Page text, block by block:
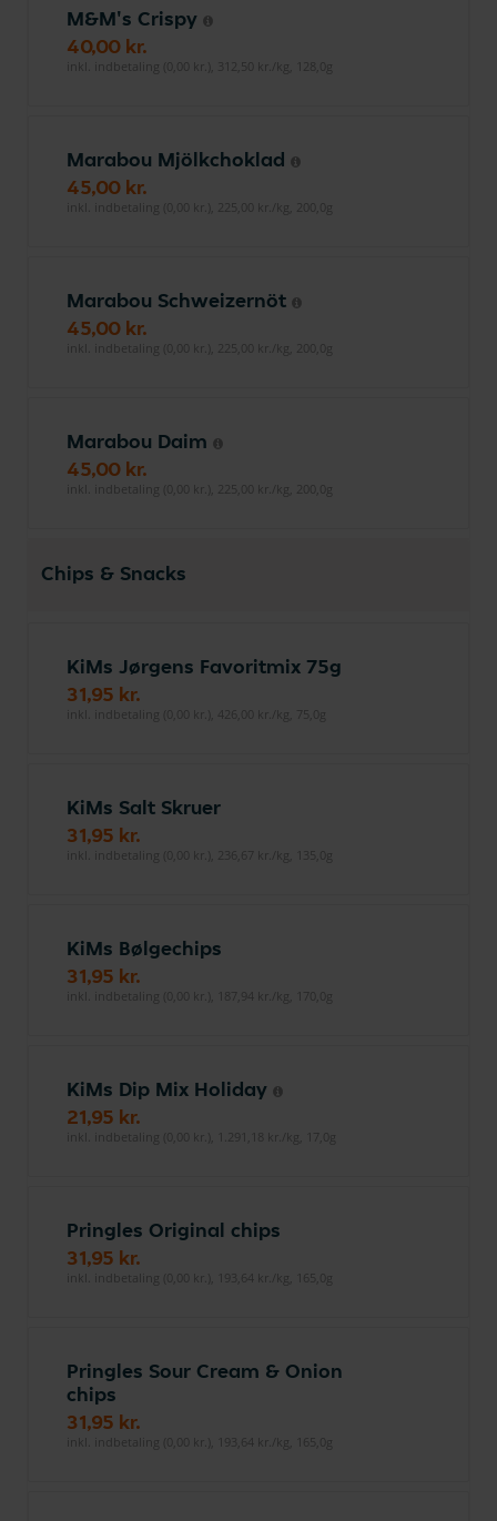
M&M's Crispy
40,00 kr.
inkl. indbetaling (0,00 kr.), 312,50 kr./kg, 128,0g
Marabou Mjölkchoklad
45,00 kr.
inkl. indbetaling (0,00 kr.), 225,00 kr./kg, 200,0g
Marabou Schweizernöt
45,00 kr.
inkl. indbetaling (0,00 kr.), 225,00 kr./kg, 200,0g
Marabou Daim
45,00 kr.
inkl. indbetaling (0,00 kr.), 225,00 kr./kg, 200,0g
Chips & Snacks
KiMs Jørgens Favoritmix 75g
31,95 kr.
inkl. indbetaling (0,00 kr.), 426,00 kr./kg, 75,0g
KiMs Salt Skruer
31,95 kr.
inkl. indbetaling (0,00 kr.), 236,67 kr./kg, 135,0g
KiMs Bølgechips
31,95 kr.
inkl. indbetaling (0,00 kr.), 187,94 kr./kg, 170,0g
KiMs Dip Mix Holiday
21,95 kr.
inkl. indbetaling (0,00 kr.), 1.291,18 kr./kg, 17,0g
Pringles Original chips
31,95 kr.
inkl. indbetaling (0,00 kr.), 193,64 kr./kg, 165,0g
Pringles Sour Cream & Onion
chips
31,95 kr.
inkl. indbetaling (0,00 kr.), 193,64 kr./kg, 165,0g